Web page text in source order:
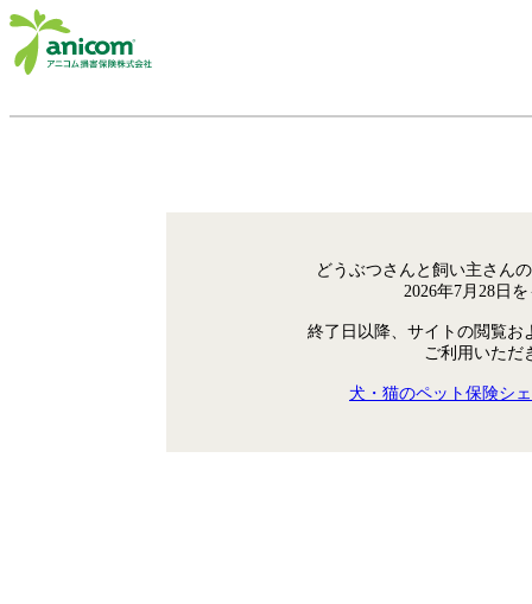
どうぶつさんと飼い主さん
2026年7月28日
終了日以降、サイトの閲覧お
ご利用いただ
犬・猫のペット保険シ